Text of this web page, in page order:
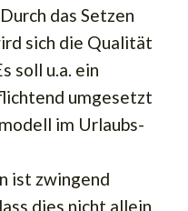
das Setzen
sich die Qualität
soll u.a. ein
umgesetzt
im Urlaubs-
ist zwingend
dies nicht allein